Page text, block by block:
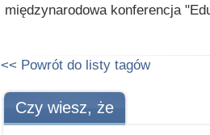
międzynarodowa konferencja
<< Powrót do listy tagów
Czy wiesz, że